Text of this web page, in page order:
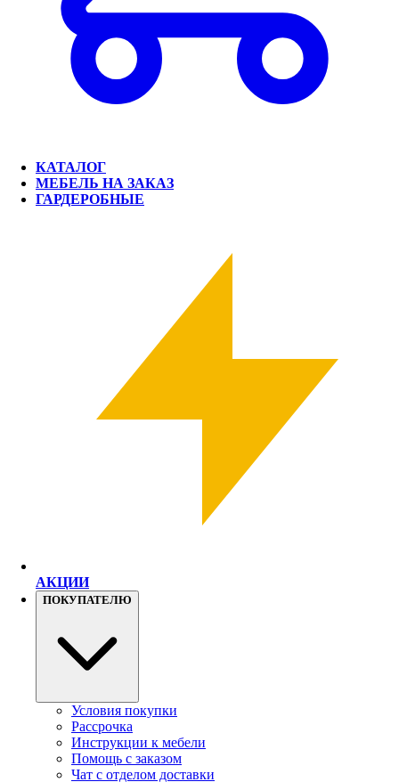
КАТАЛОГ
МЕБЕЛЬ НА ЗАКАЗ
ГАРДЕРОБНЫЕ
АКЦИИ
ПОКУПАТЕЛЮ
Условия покупки
Рассрочка
Инструкции к мебели
Помощь с заказом
Чат с отделом доставки